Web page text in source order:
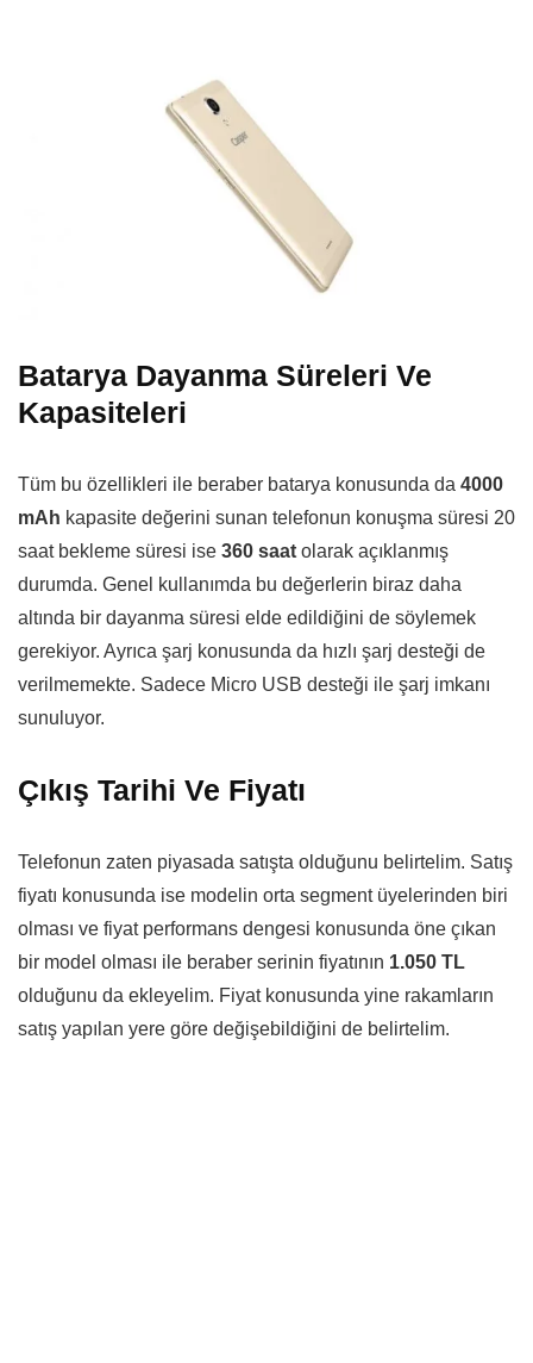
Batarya Dayanma Süreleri Ve
Kapasiteleri
Tüm bu özellikleri ile beraber batarya konusunda da 4000
mAh kapasite değerini sunan telefonun konuşma süresi 20
saat bekleme süresi ise 360 saat olarak açıklanmış
durumda. Genel kullanımda bu değerlerin biraz daha
altında bir dayanma süresi elde edildiğini de söylemek
gerekiyor. Ayrıca şarj konusunda da hızlı şarj desteği de
verilmemekte. Sadece Micro USB desteği ile şarj imkanı
sunuluyor.
Çıkış Tarihi Ve Fiyatı
Telefonun zaten piyasada satışta olduğunu belirtelim. Satış
fiyatı konusunda ise modelin orta segment üyelerinden biri
olması ve fiyat performans dengesi konusunda öne çıkan
bir model olması ile beraber serinin fiyatının 1.050 TL
olduğunu da ekleyelim. Fiyat konusunda yine rakamların
satış yapılan yere göre değişebildiğini de belirtelim.